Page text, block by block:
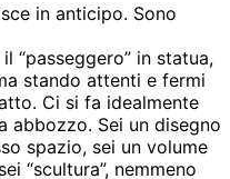
in anticipo. Sono
“passeggero” in statua,
stando attenti e fermi
Ci si fa idealmente
abbozzo. Sei un disegno
spazio, sei un volume
“scultura”, nemmeno